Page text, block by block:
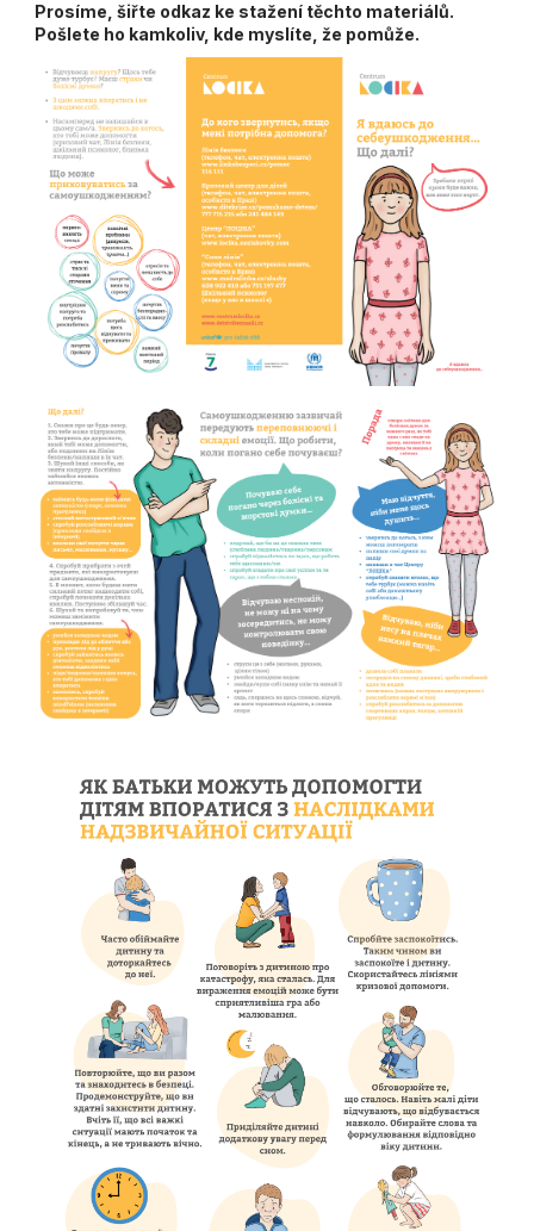
Prosíme, šiřte odkaz ke stažení těchto materiálů.
Pošlete ho kamkoliv, kde myslíte, že pomůže.